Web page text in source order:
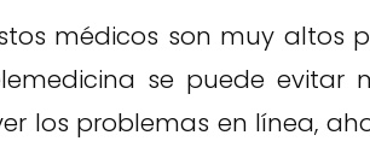
médicos son muy altos
se puede evitar
los problemas en línea,